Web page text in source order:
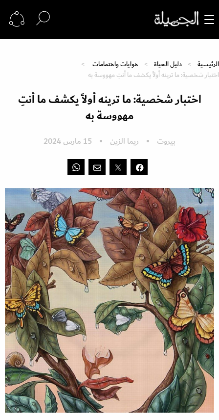
الرئيسية دليل الحياة
هوايات واهتمامات
اختبار شخصية: ما ترينه أولاً يكشف ما أنتِ مهووسة به
اختبار شخصية: ما ترينه أولاً يكشف ما أنتِ
مهووسة به
بيروت ريما الزين 15 مارس 2024